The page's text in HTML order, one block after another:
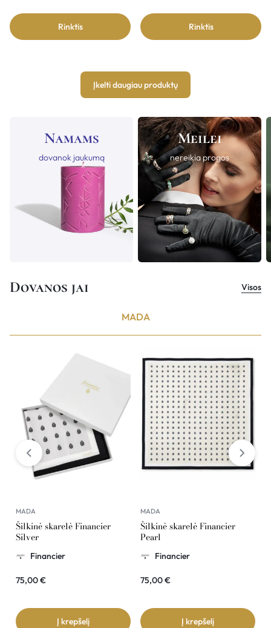
Rinktis Rinktis
Įkelti daugiau produktų
Namams
dovanok jaukumą
Meilei
nereikia progos
Dovanos jai Visos
MADA
MADA
Šilkinė skarelė Financier
Silver
Financier
75,00€
Į krepšelį
MADA
Šilkinė skarelė Financier
Pearl
Financier
75,00€
Į krepšelį